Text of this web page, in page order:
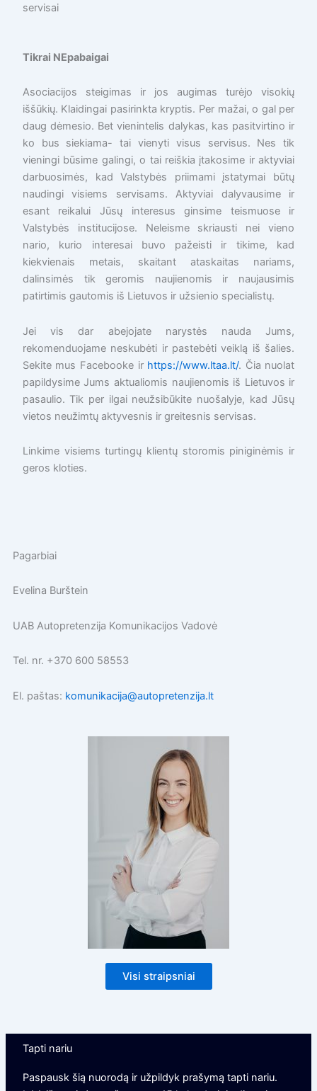
servisai
Tikrai NEpabaigai
Asociacijos steigimas ir jos augimas turėjo visokių
iššūkių. Klaidingai pasirinkta kryptis. Per mažai, o gal per
daug dėmesio. Bet vienintelis dalykas, kas pasitvirtino ir
ko bus siekiama- tai vienyti visus servisus. Nes tik
vieningi būsime galingi, o tai reiškia įtakosime ir aktyviai
darbuosimės, kad Valstybės priimami įstatymai būtų
naudingi visiems servisams. Aktyviai dalyvausime ir
esant reikalui Jūsų interesus ginsime teismuose ir
Valstybės institucijose. Neleisme skriausti nei vieno
nario, kurio interesai buvo pažeisti ir tikime, kad
kiekvienais metais, skaitant ataskaitas nariams,
dalinsimės tik geromis naujienomis ir naujausimis
patirtimis gautomis iš Lietuvos ir užsienio specialistų.
Jei vis dar abejojate narystės nauda Jums,
rekomenduojame neskubėti ir pastebėti veiklą iš šalies.
Sekite mus Facebooke ir https://www.ltaa.lt/. Čia nuolat
papildysime Jums aktualiomis naujienomis iš Lietuvos ir
pasaulio. Tik per ilgai neužsibūkite nuošalyje, kad Jūsų
vietos neužimtų aktyvesnis ir greitesnis servisas.
Linkime visiems turtingų klientų storomis piniginėmis ir
geros kloties.
Pagarbiai
Evelina Burštein
UAB Autopretenzija Komunikacijos Vadovė
Tel. nr. +370 600 58553
El. paštas: komunikacija@autopretenzija.lt
Visi straipsniai
Tapti nariu
Paspausk šią nuorodą ir užpildyk prašymą tapti nariu.